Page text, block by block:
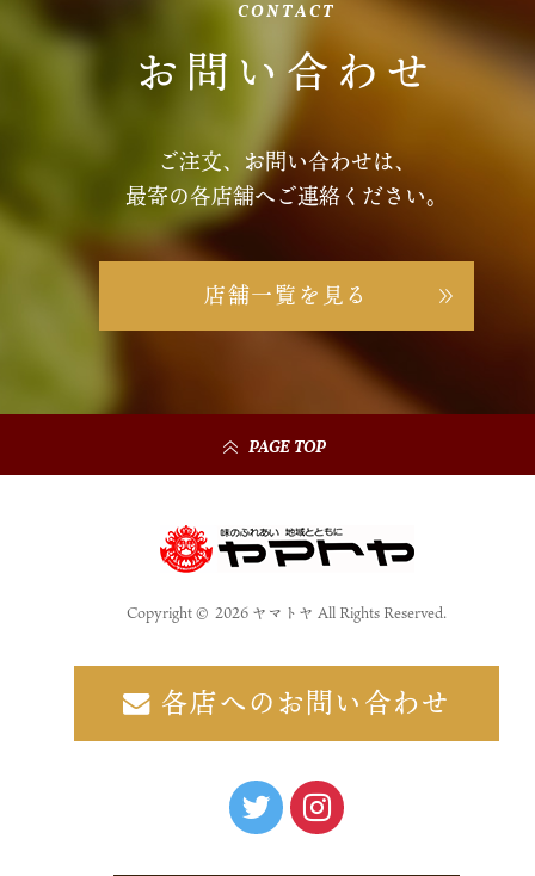
CONTACT
お問い合わせ
ご注文、お問い合わせは、
最寄の各店舗へご連絡ください。
店舗一覧を見る
PAGE TOP
Copyright © 2026 ヤマトヤ All Rights Reserved.
各店へのお問い合わせ